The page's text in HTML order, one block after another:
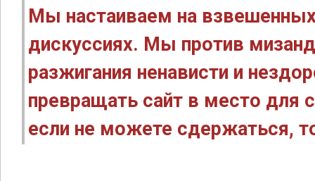
Мы настаиваем на
дискуссиях. Мы против
разжигания ненависти и
превращать сайт в место для
если не можете сдержаться,